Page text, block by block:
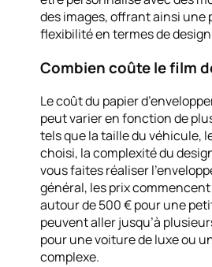
des images, offrant ainsi une
flexibilité en termes de
Combien coûte le film
Le coût du papier
peut varier en fonction de
tels que la taille du véhicule,
choisi, la complexité du
vous faites réaliser
général, les prix
autour de 500 € pour une
peuvent aller jusqu’à
pour une voiture de luxe ou
complexe.